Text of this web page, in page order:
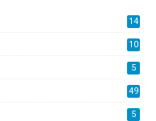
14
10
5
49
5